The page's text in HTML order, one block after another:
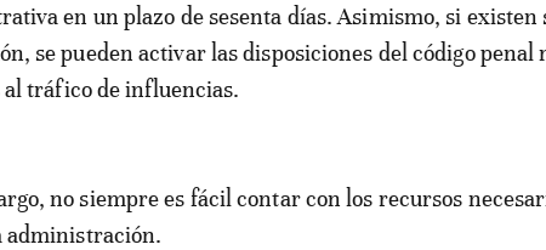
en un plazo de sesenta días. Asimismo, si existen
se pueden activar las disposiciones del código penal
tráfico de influencias.
no siempre es fácil contar con los recursos
administración.